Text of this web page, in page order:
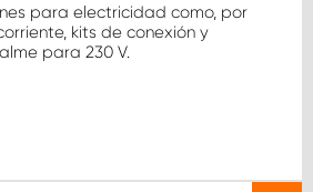
para electricidad como, por
kits de conexión y
para 230 V.